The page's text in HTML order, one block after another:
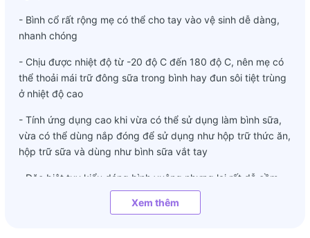
- Bình cổ rất rộng mẹ có thể cho tay vào vệ sinh dễ dàng,
nhanh chóng
- Chịu được nhiệt độ từ -20 độ C đến 180 độ C, nên mẹ có
thể thoải mái trữ đông sữa trong bình hay đun sôi tiệt trùng
ở nhiệt độ cao
- Tính ứng dụng cao khi vừa có thể sử dụng làm bình sữa,
vừa có thể dùng nắp đóng để sử dụng như hộp trữ thức ăn,
hộp trữ sữa và dùng như bình sữa vắt tay
- Đặc biệt tuy kiểu dáng bình vuông nhưng lại rất dễ cầm
nắm và rất chắc tay, ko bám mồ hôi, ko mờ hay bay màu.
Xem thêm